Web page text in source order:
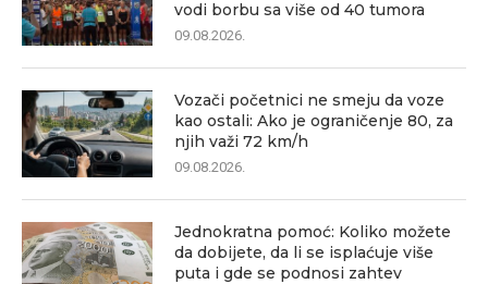
vodi borbu sa više od 40 tumora
09.08.2026.
Vozači početnici ne smeju da voze
kao ostali: Ako je ograničenje 80, za
njih važi 72 km/h
09.08.2026.
Jednokratna pomoć: Koliko možete
da dobijete, da li se isplaćuje više
puta i gde se podnosi zahtev